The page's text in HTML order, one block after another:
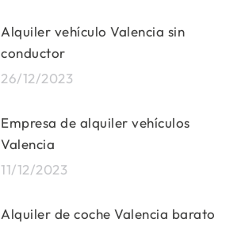
Alquiler vehículo Valencia sin
conductor
26/12/2023
Empresa de alquiler vehículos
Valencia
11/12/2023
Alquiler de coche Valencia barato